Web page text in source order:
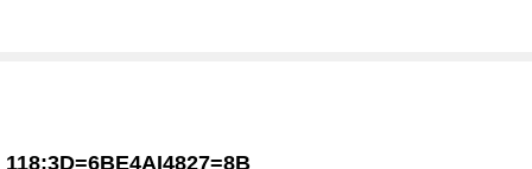
118;3D=6BE4AI4827=8B